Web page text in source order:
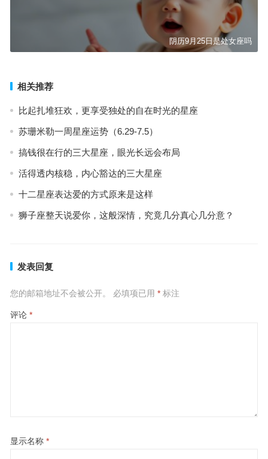
阴历9月25日是处女座吗
相关推荐
比起扎堆狂欢，更享受独处的自在时光的星座
苏珊米勒一周星座运势（6.29-7.5）
搞钱很在行的三大星座，眼光长远会布局
活得透内核稳，内心豁达的三大星座
十二星座表达爱的方式原来是这样
狮子座整天说爱你，这般深情，究竟几分真心几分意？
发表回复
您的邮箱地址不会被公开。 必填项已用 *标注
评论 *
显示名称 *